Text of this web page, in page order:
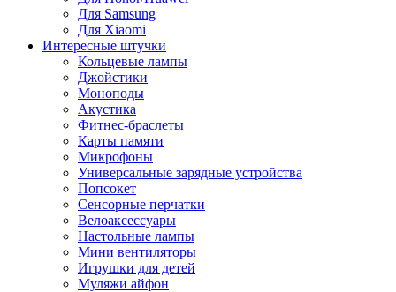
Для Samsung
Для Xiaomi
Интересные штучки
Кольцевые лампы
Джойстики
Моноподы
Акустика
Фитнес-браслеты
Карты памяти
Микрофоны
Универсальные зарядные устройства
Попсокет
Сенсорные перчатки
Велоаксессуары
Настольные лампы
Мини вентиляторы
Игрушки для детей
Муляжи айфон